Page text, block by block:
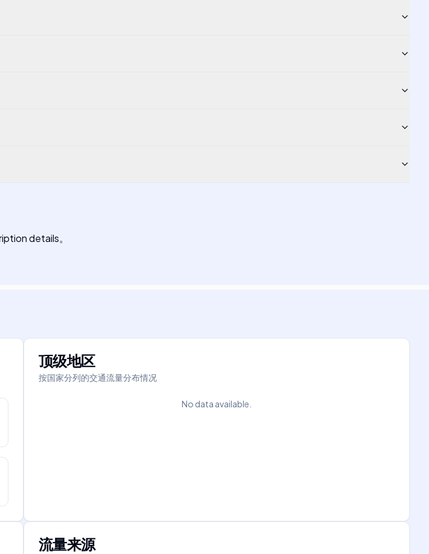
details。
顶级地区
按国家分列的交通流量分布情况
No data available.
流量来源